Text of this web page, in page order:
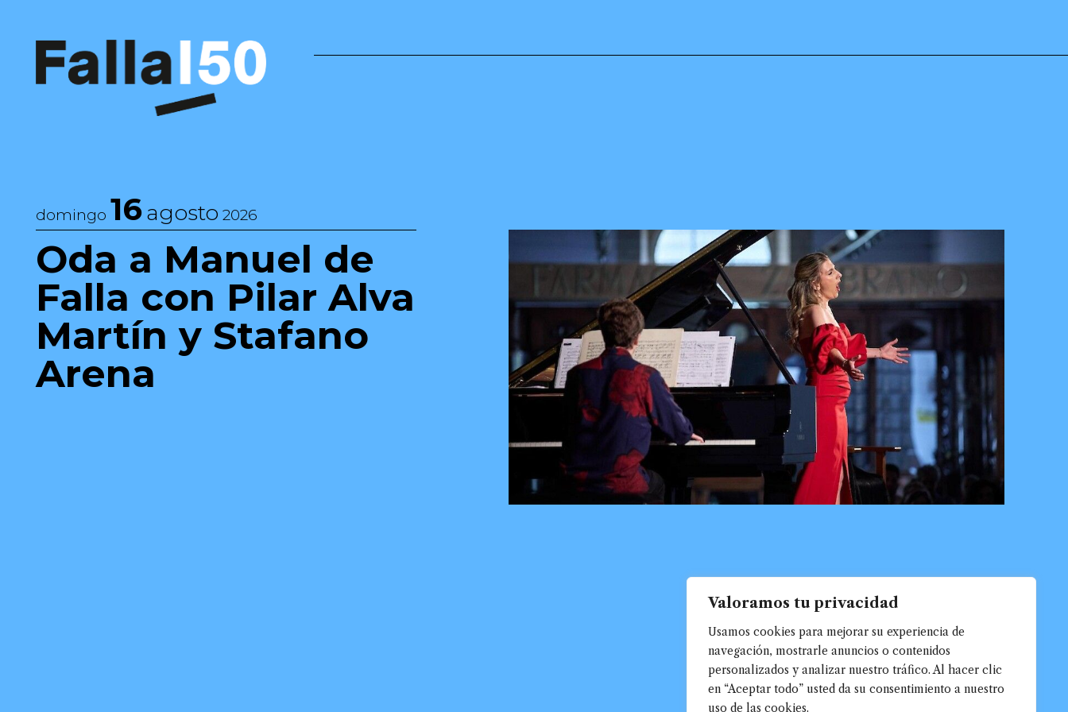
Valoramos tu privacidad
Usamos cookies para mejorar su experiencia de
navegación, mostrarle anuncios o contenidos
personalizados y analizar nuestro tráfico. Al hacer clic
en “Aceptar todo” usted da su consentimiento a nuestro
uso de las cookies.
Navegación principal
domingo 16agosto 2026
Oda a Manuel de
Falla con Pilar Alva
Martín y Stafano
Arena